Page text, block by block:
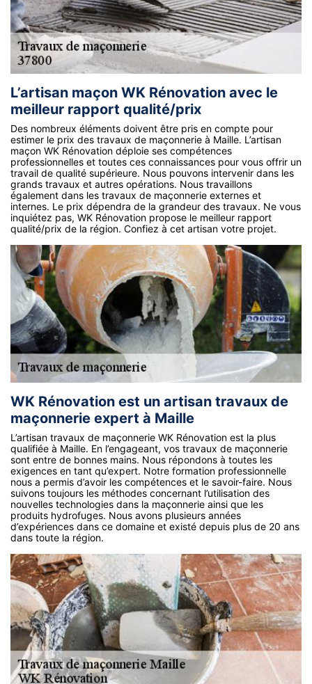
L’artisan maçon WK Rénovation avec le
meilleur rapport qualité/prix
Des nombreux éléments doivent être pris en compte pour
estimer le prix des travaux de maçonnerie à Maille. L’artisan
maçon WK Rénovation déploie ses compétences
professionnelles et toutes ces connaissances pour vous offrir un
travail de qualité supérieure. Nous pouvons intervenir dans les
grands travaux et autres opérations. Nous travaillons
également dans les travaux de maçonnerie externes et
internes. Le prix dépendra de la grandeur des travaux. Ne vous
inquiétez pas, WK Rénovation propose le meilleur rapport
qualité/prix de la région. Confiez à cet artisan votre projet.
WK Rénovation est un artisan travaux de
maçonnerie expert à Maille
L’artisan travaux de maçonnerie WK Rénovation est la plus
qualifiée à Maille. En l’engageant, vos travaux de maçonnerie
sont entre de bonnes mains. Nous répondons à toutes les
exigences en tant qu’expert. Notre formation professionnelle
nous a permis d’avoir les compétences et le savoir-faire. Nous
suivons toujours les méthodes concernant l’utilisation des
nouvelles technologies dans la maçonnerie ainsi que les
produits hydrofuges. Nous avons plusieurs années
d’expériences dans ce domaine et existé depuis plus de 20 ans
dans toute la région.